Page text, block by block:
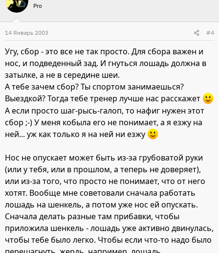
Pro
14 Январь 2003 #4
Угу, сбор - это все не так просто. Для сбора важен и
нос, и подведенный зад. И гнуться лошадь должна в
затылке, а не в середине шеи.
А тебе зачем сбор? Ты спортом занимаешься?
Выездкой? Тогда тебе тренер лучше нас расскажет
А если просто шаг-рысь-галоп, то нафиг нужен этот
сбор ;-) У меня кобыла его не понимает, а я езжу на
ней... уж как только я на ней ни езжу
Нос не опускает может быть из-за грубоватой руки
(или у тебя, или в прошлом, а теперь не доверяет),
или из-за того, что просто не понимает, что от него
хотят. Вообще мне советовали сначала работать
лошадь на шенкель, а потом уже нос ей опускать.
Сначала делать разные там прибавки, чтобы
приложила шенкель - лошадь уже активно двинулась,
чтобы тебе было легко. Чтобы если что-то надо было